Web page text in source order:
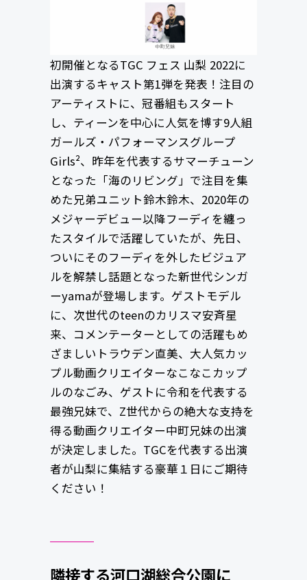
初開催となるTGC フェス 山梨 2022に
出演するキャスト第1弾を発表！注目の
アーティストに、冠番組もスタート
し、ティーンを中心に人気を博す9人組
ガールズ・パフォーマンスグループ
Girls²、昨年を代表するサマーチューン
となった「海のリビング」で注目を集
めた兄弟ユニット鈴木鈴木、2020年の
メジャーデビュー以降フーディを纏っ
たスタイルで活躍していたが、先日、
ついにそのフーディを外したビジュア
ルを解禁し話題となった新世代シンガ
ーyamaが登場します。ゲストモデル
に、次世代のteenのカリスマ安斉星
来、コメンテーターとしての活躍もめ
ざましいトラウデン直美、大人気カッ
プル動画クリエイターなこなこカップ
ルのなごみ、ゲストに令和を代表する
最強兄妹で、Z世代からの絶大な支持を
得る動画クリエイター中町兄妹の出演
が決定しました。TGCを代表する出演
者が山梨に集結する豪華１日にご期待
ください！
隣接する河口湖総合公園に